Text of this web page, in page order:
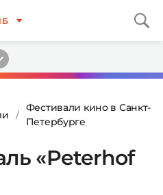
Фестивали кино в Санкт-
Петербурге
«Peterhof